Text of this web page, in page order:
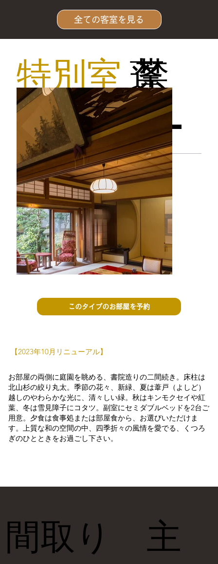
特別室蓬
莱-Horai-
禁
煙
室
このタイプのお部屋を予約
お部屋の両側に庭園を眺める、書院造りの二間続き。床柱は
北山杉の絞り丸太。季節の花々、新緑、夏は葦戸（よしど）
越しのやわらかな光に、清々しい緑。秋はキンモクセイや紅
葉、冬は雪見障子にコタツ。副室にセミダブルベッドを2台ご
用意。夕食は食事処または部屋食から、お選びいただけま
す。上質な和の空間の中、四季折々の風情を愛でる、くつろ
ぎのひとときをお過ごし下さい。
【2023年10月リニューアル】
全ての客室を見る
間取り 主